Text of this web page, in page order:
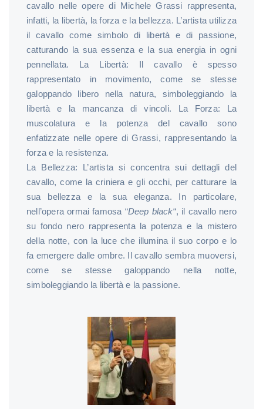
cavallo nelle opere di Michele Grassi rappresenta,
infatti, la libertà, la forza e la bellezza. L’artista utilizza
il cavallo come simbolo di libertà e di passione,
catturando la sua essenza e la sua energia in ogni
pennellata. La Libertà: Il cavallo è spesso
rappresentato in movimento, come se stesse
galoppando libero nella natura, simboleggiando la
libertà e la mancanza di vincoli. La Forza: La
muscolatura e la potenza del cavallo sono
enfatizzate nelle opere di Grassi, rappresentando la
forza e la resistenza.
La Bellezza: L’artista si concentra sui dettagli del
cavallo, come la criniera e gli occhi, per catturare la
sua bellezza e la sua eleganza. In particolare,
nell’opera ormai famosa “Deep black“, il cavallo nero
su fondo nero rappresenta la potenza e la mistero
della notte, con la luce che illumina il suo corpo e lo
fa emergere dalle ombre. Il cavallo sembra muoversi,
come se stesse galoppando nella notte,
simboleggiando la libertà e la passione.